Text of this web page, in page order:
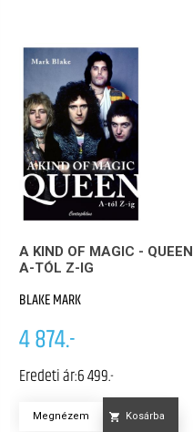
A KIND OF MAGIC - QUEEN
A-TÓL Z-IG
BLAKE MARK
4 874.-
Eredeti ár:6 499.-
Megnézem Kosárba